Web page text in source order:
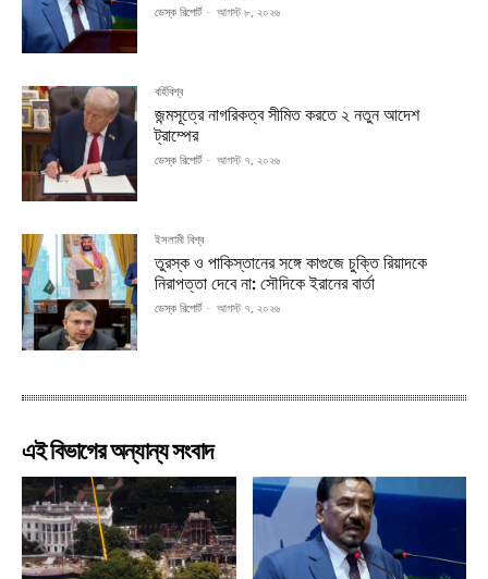
ডেস্ক রিপোর্ট - আগস্ট ৮, ২০২৬
বর্হিবিশ্ব
জন্মসূত্রে নাগরিকত্ব সীমিত করতে ২ নতুন আদেশ
ট্রাম্পের
ডেস্ক রিপোর্ট - আগস্ট ৭, ২০২৬
ইসলামী বিশ্ব
তুরস্ক ও পাকিস্তানের সঙ্গে কাগুজে চুক্তি রিয়াদকে
নিরাপত্তা দেবে না: সৌদিকে ইরানের বার্তা
ডেস্ক রিপোর্ট - আগস্ট ৭, ২০২৬
এই বিভাগের অন্যান্য সংবাদ